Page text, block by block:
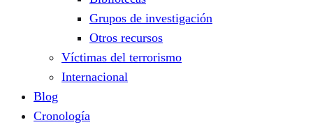
Grupos de investigación
Otros recursos
Víctimas del terrorismo
Internacional
Blog
Cronología